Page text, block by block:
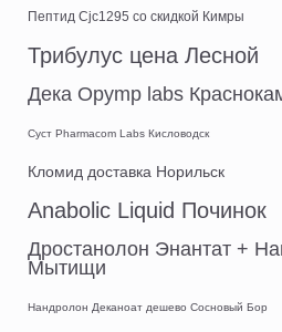
Пептид Cjc1295 со скидкой Кимры
Трибулус цена Лесной
Дека Opymp labs
Суст Pharmacom Labs Кисловодск
Кломид доставка Норильск
Anabolic Liquid Починок
Дростанолон Энантат +
Мытищи
Нандролон Деканоат дешево Сосновый Бор